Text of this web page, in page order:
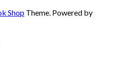
Shop Theme. Powered by